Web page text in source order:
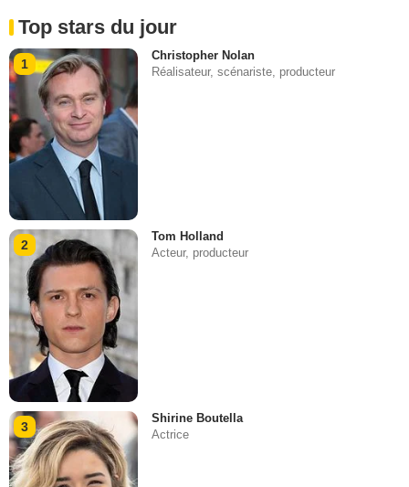
Top stars du jour
1
Christopher Nolan
Réalisateur, scénariste, producteur
2
Tom Holland
Acteur, producteur
3
Shirine Boutella
Actrice